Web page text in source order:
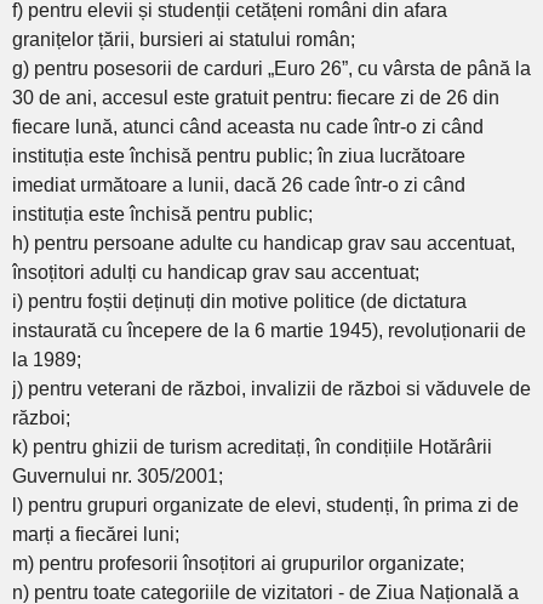
f) pentru elevii și studenții cetățeni români din afara
granițelor țării, bursieri ai statului român;
g) pentru posesorii de carduri „Euro 26”, cu vârsta de până la
30 de ani, accesul este gratuit pentru: fiecare zi de 26 din
fiecare lună, atunci când aceasta nu cade într-o zi când
instituția este închisă pentru public; în ziua lucrătoare
imediat următoare a lunii, dacă 26 cade într-o zi când
instituția este închisă pentru public;
h) pentru persoane adulte cu handicap grav sau accentuat,
însoțitori adulți cu handicap grav sau accentuat;
i) pentru foștii deținuți din motive politice (de dictatura
instaurată cu începere de la 6 martie 1945), revoluționarii de
la 1989;
j) pentru veterani de război, invalizii de război si văduvele de
război;
k) pentru ghizii de turism acreditați, în condițiile Hotărârii
Guvernului nr. 305/2001;
l) pentru grupuri organizate de elevi, studenți, în prima zi de
marți a fiecărei luni;
m) pentru profesorii însoțitori ai grupurilor organizate;
n) pentru toate categoriile de vizitatori - de Ziua Națională a